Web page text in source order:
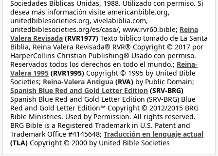
Sociedades Bíblicas Unidas, 1988. Utilizado con permiso. Si
desea más información visite americanbible.org,
unitedbiblesocieties.org, vivelabiblia.com,
unitedbiblesocieties.org/es/casa/, www.rvr60.bible; Reina
Valera Revisada (RVR1977) Texto bíblico tomado de La Santa
Biblia, Reina Valera Revisada® RVR® Copyright © 2017 por
HarperCollins Christian Publishing® Usado con permiso.
Reservados todos los derechos en todo el mundo.; Reina-
Valera 1995 (RVR1995) Copyright © 1995 by United Bible
Societies; Reina-Valera Antigua (RVA) by Public Domain;
Spanish Blue Red and Gold Letter Edition (SRV-BRG)
Spanish Blue Red and Gold Letter Edition (SRV-BRG) Blue
Red and Gold Letter Edition™ Copyright © 2012/2015 BRG
Bible Ministries. Used by Permission. All rights reserved.
BRG Bible is a Registered Trademark in U.S. Patent and
Trademark Office #4145648; Traducción en lenguaje actual
(TLA) Copyright © 2000 by United Bible Societies